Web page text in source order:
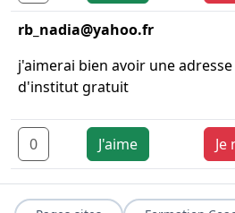
rb_nadia@yahoo.fr
j'aimerai bien avoir une
d'institut gratuit
0 J'aime Je